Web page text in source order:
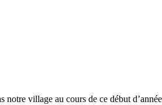
village au cours de ce début